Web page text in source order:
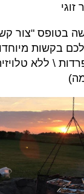
בטופס "צור
בקשות
\ ללא